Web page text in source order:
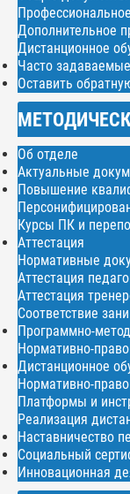
Дополнительное
Дистанционное
Часто
Оставить
Об отделе
Актуальные
Повышение
Курсы ПК и
Аттестация
Нормативные
Аттестация
Аттестация
Соответствие
Программно-
Нормативно-
Дистанционное
Нормативно-
Платформы и
Реализация
Наставничество
Социальный
Инновационная